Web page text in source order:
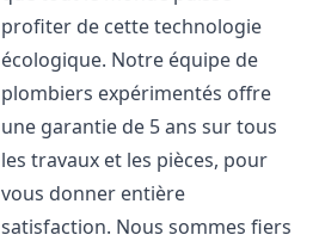
profiter de cette technologie
écologique. Notre équipe de
plombiers expérimentés offre
une garantie de 5 ans sur tous
les travaux et les pièces, pour
vous donner entière
satisfaction. Nous sommes fiers